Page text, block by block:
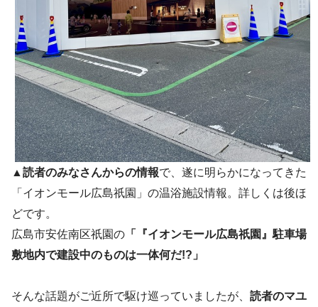
▲ 読者のみなさんからの情報で、遂に明らかになってきた
「イオンモール広島祇園」の温浴施設情報。詳しくは後ほ
どです。
広島市安佐南区祇園の 「『イオンモール広島祇園』駐車場
敷地内で建設中のものは一体何だ!?」
そんな話題がご近所で駆け巡っていましたが、 読者のマユ